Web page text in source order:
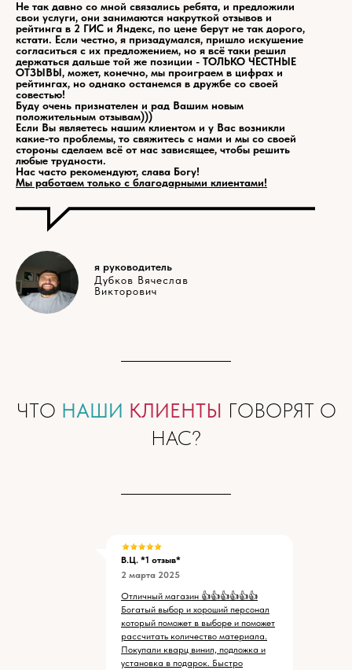
Не так давно со мной связались ребята, и предложили
свои услуги, они занимаются накруткой отзывов и
рейтинга в 2 ГИС и Яндекс, по цене берут не так дорого,
кстати. Если честно, я призадумался, пришло искушение
согласиться с их предложением, но я всё таки решил
держаться дальше той же позиции - ТОЛЬКО ЧЕСТНЫЕ
ОТЗЫВЫ, может, конечно, мы проиграем в цифрах и
рейтингах, но однако останемся в дружбе со своей
совестью!
Буду очень признателен и рад Вашим новым
положительным отзывам)))
Если Вы являетесь нашим клиентом и у Вас возникли
какие-то проблемы, то свяжитесь с нами и мы со своей
стороны сделаем всё от нас зависящее, чтобы решить
любые трудности.
Нас часто рекомендуют, слава Богу!
Мы работаем только с благодарными клиентами!
я руководитель
Дубков Вячеслав
Викторович
ЧТО НАШИ КЛИЕНТЫ ГОВОРЯТ О
НАС?
В.Ц. *1 отзыв*
Отличный магазин 👍👍👍👍👍👍
Богатый выбор и хороший персонал
который поможет в выборе и поможет
рассчитать количество материала.
Покупали кварц винил, подложка и
установка в подарок. Быстро
2 марта 2025